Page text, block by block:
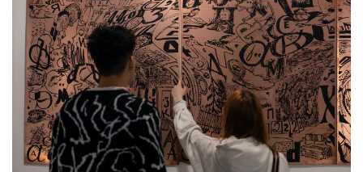
Дарья Печёнкина для RTVI